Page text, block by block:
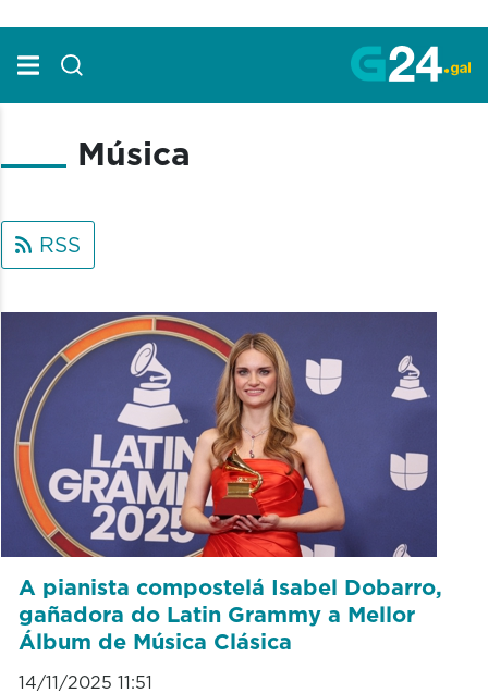
Música
RSS
A pianista compostelá Isabel Dobarro,
gañadora do Latin Grammy a Mellor
Álbum de Música Clásica
14/11/2025 11:51